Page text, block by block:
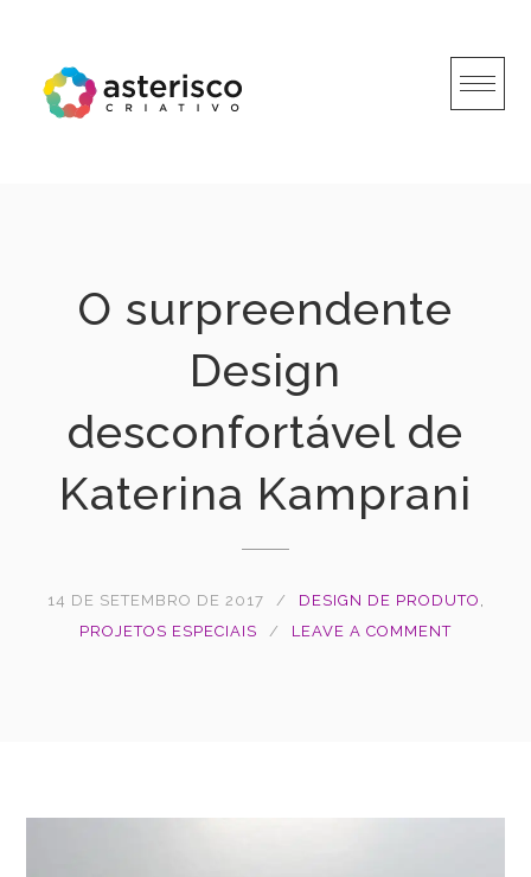
content
O surpreendente
Design
desconfortável de
Katerina Kamprani
14 DE SETEMBRO DE 2017 DESIGN DE PRODUTO ,
PROJETOS ESPECIAIS
LEAVE A COMMENT